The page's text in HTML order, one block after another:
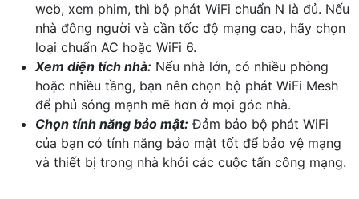
web, xem phim, thì bộ phát WiFi chuẩn N là đủ. Nếu
nhà đông người và cần tốc độ mạng cao, hãy chọn
loại chuẩn AC hoặc WiFi 6.
Xem diện tích nhà: Nếu nhà lớn, có nhiều phòng
hoặc nhiều tầng, bạn nên chọn bộ phát WiFi Mesh
để phủ sóng mạnh mẽ hơn ở mọi góc nhà.
Chọn tính năng bảo mật: Đảm bảo bộ phát WiFi
của bạn có tính năng bảo mật tốt để bảo vệ mạng
và thiết bị trong nhà khỏi các cuộc tấn công mạng.